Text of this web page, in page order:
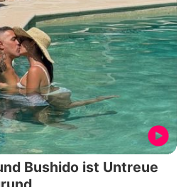
Bushido ist Untreue